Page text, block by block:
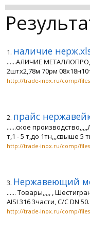
1. наличие
......АЛИЧИЕ
2штх2,78м 70рм
http://trade-inox.ru/comp/
2. прайс
......ское
т,1 - 5 т,до 1тн,,,свыше 5
http://trade-inox.ru/comp/
3. Нержавеющий
...... Товары,,,,, ,
AISI 316 3части, С/С DN
http://trade-inox.ru/comp/